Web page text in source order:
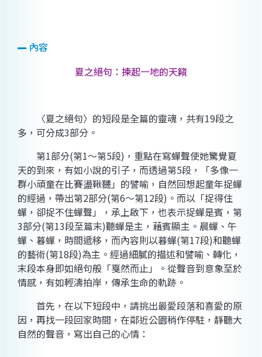
內容
夏之絕句：揀起一地的天籟
〈夏之絕句〉的短段是全篇的靈魂，共有19段之
多，可分成3部分。
第1部分(第1～第5段) ，重點在寫蟬聲使她驚覺夏
天的到來，有如小說的引子，而透過第5段，「多像一
群小頑童在比賽盪鞦韆」的譬喻，自然回想起童年捉蟬
的經過，帶出第2部分(第6～第12段) 。而以「捉得住
蟬，卻捉不住蟬聲」，承上啟下，也表示捉蟬是賓，第
3部分(第13段至篇末)聽蟬是主，藉賓顯主。晨蟬、午
蟬、暮蟬，時間遞移，而內容則以暮蟬(第17段)和聽蟬
的藝術(第18段)為主。經過細膩的描述和譬喻、轉化，
末段本身即如絕句般「戛然而止」。從聲音到意象至於
情感，有如輕濤拍岸，傳承生命的軌跡。
首先，在以下短段中，請挑出最愛段落和喜愛的原
因，再找一段回家時間，在鄰近公園稍作停駐，靜聽大
自然的聲音，寫出自己的心情：